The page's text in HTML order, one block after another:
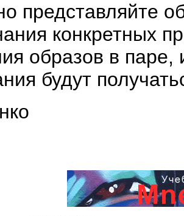
представляйте
конкретных
образов в
будут